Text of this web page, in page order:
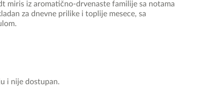
miris iz aromatično-drvenaste familije sa notama
za dnevne prilike i toplije mesece, sa
i nije dostupan.